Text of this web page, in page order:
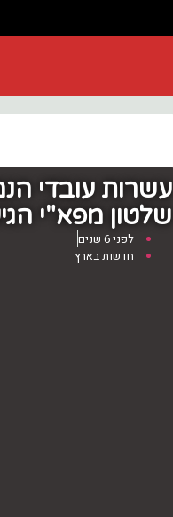
עשרות עובדי
שלטון מפא"י
לפני 6 שנים
חדשות בארץ